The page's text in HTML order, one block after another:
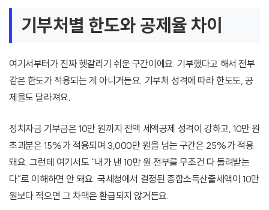
기부처별 한도와 공제율 차이
여기서부터가 진짜 헷갈리기 쉬운 구간이에요. 기부했다고 해서 전부
같은 한도가 적용되는 게 아니거든요. 기부처 성격에 따라 한도도, 공
제율도 달라져요.
정치자금 기부금은 10만 원까지 전액 세액공제 성격이 강하고, 10만 원
초과분은 15%가 적용되며 3,000만 원을 넘는 구간은 25%가 적용
돼요. 그런데 여기서도 “내가 낸 10만 원 전부를 무조건 다 돌려받는
다”로 이해하면 안 돼요. 국세청에서 결정된 종합소득산출세액이 10만
원보다 적으면 그 차액은 환급되지 않거든요.